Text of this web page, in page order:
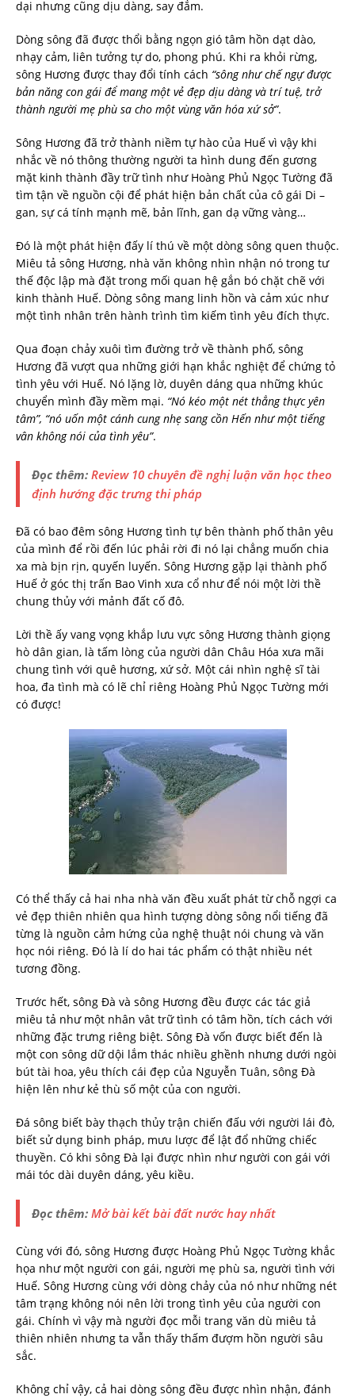
dại nhưng cũng dịu dàng, say đắm.
Dòng sông đã được thổi bằng ngọn gió tâm hồn dạt dào,
nhạy cảm, liên tưởng tự do, phong phú. Khi ra khỏi rừng,
sông Hương được thay đổi tính cách “sông như chế ngự được
bản năng con gái để mang một vẻ đẹp dịu dàng và trí tuệ, trở
thành người mẹ phù sa cho một vùng văn hóa xứ sở”.
Sông Hương đã trở thành niềm tự hào của Huế vì vậy khi
nhắc về nó thông thường người ta hình dung đến gương
mặt kinh thành đầy trữ tình như Hoàng Phủ Ngọc Tường đã
tìm tận về nguồn cội để phát hiện bản chất của cô gái Di –
gan, sự cá tính mạnh mẽ, bản lĩnh, gan dạ vững vàng…
Đó là một phát hiện đấy lí thú về một dòng sông quen thuộc.
Miêu tả sông Hương, nhà văn không nhìn nhận nó trong tư
thế độc lập mà đặt trong mối quan hệ gắn bó chặt chẽ với
kinh thành Huế. Dòng sông mang linh hồn và cảm xúc như
một tình nhân trên hành trình tìm kiếm tình yêu đích thực.
Qua đoạn chảy xuôi tìm đường trở về thành phố, sông
Hương đã vượt qua những giới hạn khắc nghiệt để chứng tỏ
tình yêu với Huế. Nó lặng lờ, duyên dáng qua những khúc
chuyển mình đầy mềm mại. “Nó kéo một nét thẳng thực yên
tâm”, “nó uốn một cánh cung nhẹ sang cồn Hến như một tiếng
vân không nói của tình yêu”.
Đọc thêm: Review 10 chuyên đề nghị luận văn học theo
định hướng đặc trưng thi pháp
Đã có bao đêm sông Hương tình tự bên thành phố thân yêu
của mình để rồi đến lúc phải rời đi nó lại chẳng muốn chia
xa mà bịn rịn, quyến luyến. Sông Hương gặp lại thành phố
Huế ở góc thị trấn Bao Vinh xưa cổ như để nói một lời thề
chung thủy với mảnh đất cố đô.
Lời thề ấy vang vọng khắp lưu vực sông Hương thành giọng
hò dân gian, là tấm lòng của người dân Châu Hóa xưa mãi
chung tình với quê hương, xứ sở. Một cái nhìn nghệ sĩ tài
hoa, đa tình mà có lẽ chỉ riêng Hoàng Phủ Ngọc Tường mới
có được!
Có thể thấy cả hai nha nhà văn đều xuất phát từ chỗ ngợi ca
vẻ đẹp thiên nhiên qua hình tượng dòng sông nổi tiếng đã
từng là nguồn cảm hứng của nghệ thuật nói chung và văn
học nói riêng. Đó là lí do hai tác phẩm có thật nhiều nét
tương đồng.
Trước hết, sông Đà và sông Hương đều được các tác giả
miêu tả như một nhân vât trữ tình có tâm hồn, tích cách với
những đặc trưng riêng biệt. Sông Đà vốn được biết đến là
một con sông dữ dội lắm thác nhiều ghềnh nhưng dưới ngòi
bút tài hoa, yêu thích cái đẹp của Nguyễn Tuân, sông Đà
hiện lên như kẻ thù số một của con người.
Đá sông biết bày thạch thủy trận chiến đấu với người lái đò,
biết sử dụng binh pháp, mưu lược để lật đổ những chiếc
thuyền. Có khi sông Đà lại được nhìn như người con gái với
mái tóc dài duyên dáng, yêu kiều.
Đọc thêm: Mở bài kết bài đất nước hay nhất
Cùng với đó, sông Hương được Hoàng Phủ Ngọc Tường khắc
họa như một người con gái, người mẹ phù sa, người tình với
Huế. Sông Hương cùng với dòng chảy của nó như những nét
tâm trạng không nói nên lời trong tình yêu của người con
gái. Chính vì vậy mà người đọc mỗi trang văn dù miêu tả
thiên nhiên nhưng ta vẫn thấy thấm đượm hồn người sâu
sắc.
Không chỉ vậy, cả hai dòng sông đều được nhìn nhận, đánh